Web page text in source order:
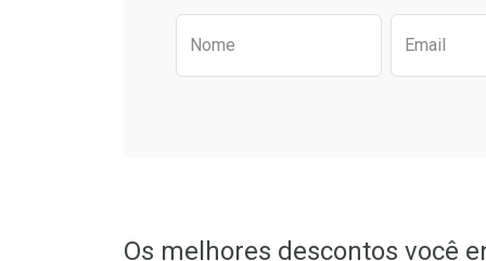
Preencha o formulário
Nome Email
Os melhores descontos você